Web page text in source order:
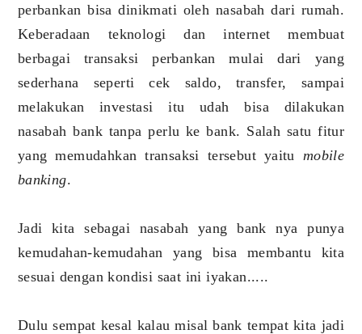
perbankan bisa dinikmati oleh nasabah dari rumah.
Keberadaan teknologi dan internet membuat
berbagai transaksi perbankan mulai dari yang
sederhana seperti cek saldo, transfer, sampai
melakukan investasi itu udah bisa dilakukan
nasabah bank tanpa perlu ke bank. Salah satu fitur
yang memudahkan transaksi tersebut yaitu mobile
banking.
Jadi kita sebagai nasabah yang bank nya punya
kemudahan-kemudahan yang bisa membantu kita
sesuai dengan kondisi saat ini iyakan.....
Dulu sempat kesal kalau misal bank tempat kita jadi